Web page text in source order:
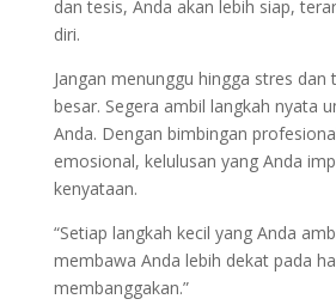
dan tesis, Anda akan lebih siap,
diri.
Jangan menunggu hingga stres dan
besar. Segera ambil langkah nyata
Anda. Dengan bimbingan
emosional, kelulusan yang Anda
kenyataan.
“Setiap langkah kecil yang Anda
membawa Anda lebih dekat pada
membanggakan.”